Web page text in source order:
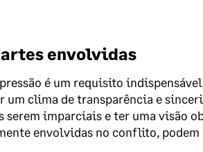
envolvidas
é um requisito
um clima de transparência e
serem imparciais e ter uma visão
envolvidas no conflito,